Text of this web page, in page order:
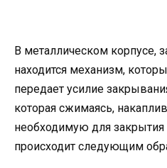
В металлическом корпусе,
находится механизм,
передает усилие
которая сжимаясь,
необходимую для
происходит следующим